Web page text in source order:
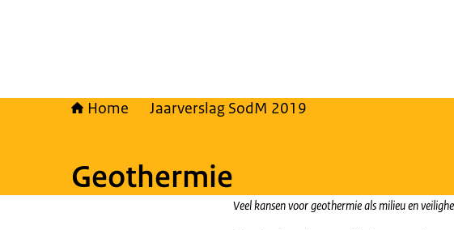
Home Jaarverslag SodM 2019
Geothermie
Veel kansen voor geothermie als milieu en